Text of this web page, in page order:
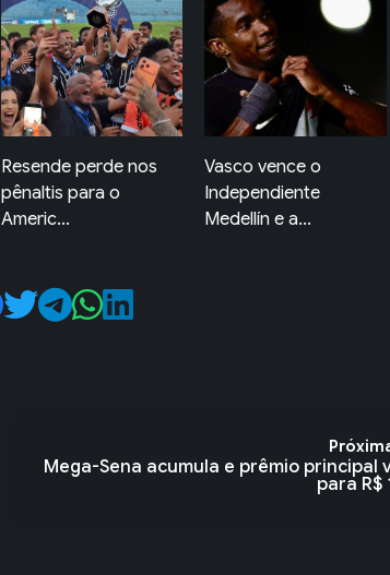
Resende perde nos
pênaltis para o
Americ...
Vasco vence o
Independiente
Medellín e a...
Mega-Sena acumula e prêmio principal
para R$